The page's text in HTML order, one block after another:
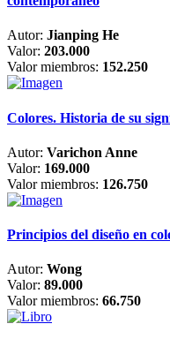
Autor: Jianping He
Valor: 203.000
Valor miembros: 152.250
Colores. Historia de su
Autor: Varichon Anne
Valor: 169.000
Valor miembros: 126.750
Principios del diseño en
Autor: Wong
Valor: 89.000
Valor miembros: 66.750